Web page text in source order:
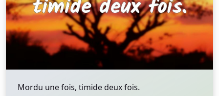
Mordu une fois, timide deux fois.